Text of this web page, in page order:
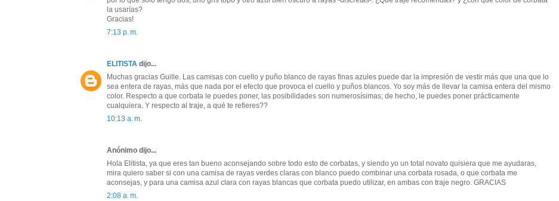
la usarías?
Gracias!
7:13 p. m.
ELITISTA dijo...
Muchas gracias Guille. Las camisas con cuello y puño blanco de rayas finas azules puede dar la impresión de vestir más que una que lo
sea entera de rayas, más que nada por el efecto que provoca el cuello y puños blancos. Yo soy más de llevar la camisa entera del mismo
color. Respecto a que corbata le puedes poner, las posibilidades son numerosísimas; de hecho, le puedes poner prácticamente
cualquiera. Y respecto al traje, a qué te refieres??
10:13 a. m.
Anónimo dijo...
Hola Elitista, ya que eres tan bueno aconsejando sobre todo esto de corbatas, y siendo yo un total novato quisiera que me ayudaras,
mira quiero saber si con una camisa de rayas verdes claras con blanco puedo combinar una corbata rosada, o que corbata me
aconsejas, y para una camisa azul clara con rayas blancas que corbata puedo utilizar, en ambas con traje negro. GRACIAS
2:08 a. m.